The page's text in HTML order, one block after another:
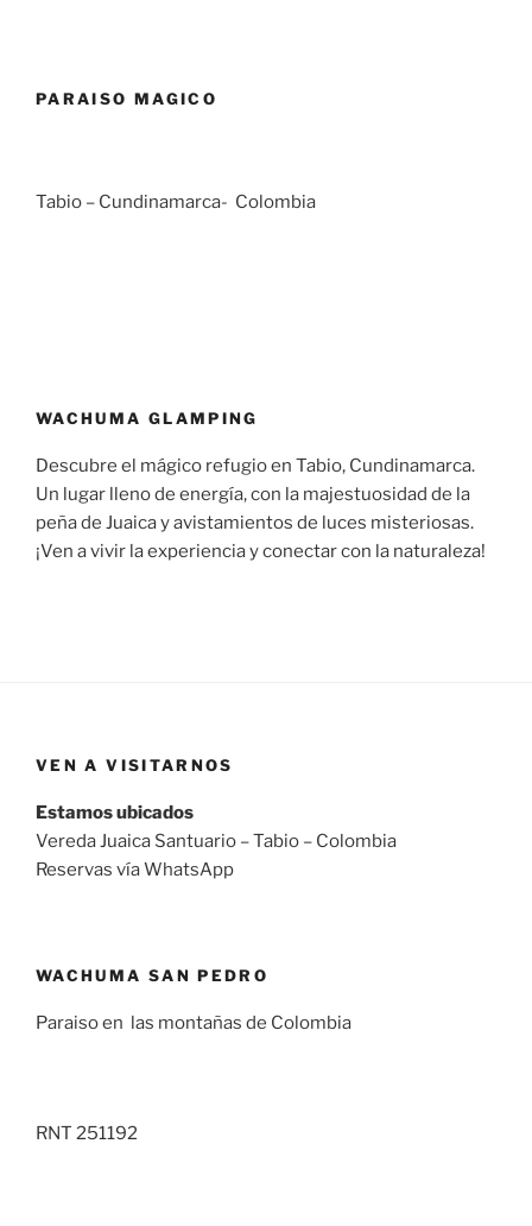
PARAISO MAGICO
Tabio – Cundinamarca- Colombia
WACHUMA GLAMPING
Descubre el mágico refugio en Tabio, Cundinamarca.
Un lugar lleno de energía, con la majestuosidad de la
peña de Juaica y avistamientos de luces misteriosas.
¡Ven a vivir la experiencia y conectar con la naturaleza!
VEN A VISITARNOS
Estamos ubicados
Vereda Juaica Santuario – Tabio – Colombia
Reservas vía WhatsApp
WACHUMA SAN PEDRO
Paraiso en las montañas de Colombia
RNT 251192